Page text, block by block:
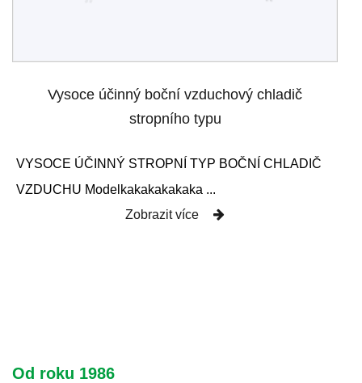
Vysoce účinný boční vzduchový chladič
stropního typu
VYSOCE ÚČINNÝ STROPNÍ TYP BOČNÍ CHLADIČ
VZDUCHU Modelkakakakakaka ...
Zobrazit více
Od roku 1986